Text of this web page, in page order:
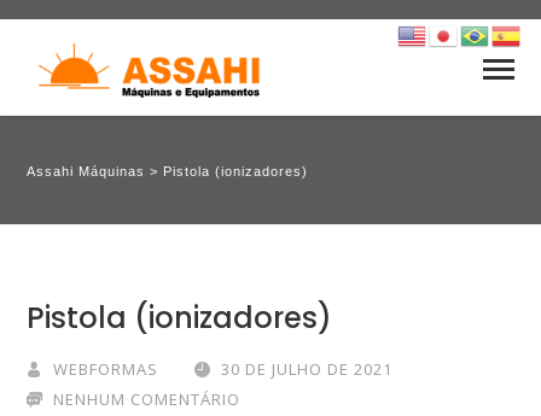
Assahi Máquinas > Pistola (ionizadores)
Pistola (ionizadores)
WEBFORMAS
30 DE JULHO DE 2021
NENHUM COMENTÁRIO